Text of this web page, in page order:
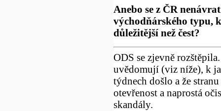
Anebo se z ČR
východňárského typu,
důležitější než čest?
ODS se zjevně
uvědomují (viz níže), k
týdnech došlo a že
otevřenost a naprostá
skandály.